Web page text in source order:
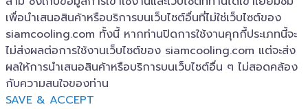
เพื่อนำเสนอสินค้าหรือบริการบนเว็บไซต์อื่นที่ไม่ใช่เว็บไซต์ของ
siamcooling.com ทั้งนี้ หากท่านปิดการใช้งานคุกกี้ประเภทนี้จะ
ไม่ส่งผลต่อการใช้งานเว็บไซต์ของ siamcooling.com แต่จะส่ง
ผลให้การนำเสนอสินค้าหรือบริการบนเว็บไซต์อื่น ๆ ไม่สอดคล้อง
กับความสนใจของท่าน
SAVE & ACCEPT